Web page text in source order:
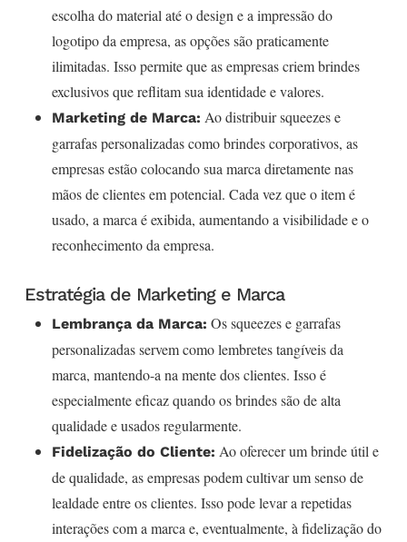
escolha do material até o design e a impressão do
logotipo da empresa, as opções são praticamente
ilimitadas. Isso permite que as empresas criem brindes
exclusivos que reflitam sua identidade e valores.
Marketing de Marca: Ao distribuir squeezes e
garrafas personalizadas como brindes corporativos, as
empresas estão colocando sua marca diretamente nas
mãos de clientes em potencial. Cada vez que o item é
usado, a marca é exibida, aumentando a visibilidade e o
reconhecimento da empresa.
Estratégia de Marketing e Marca
Lembrança da Marca: Os squeezes e garrafas
personalizadas servem como lembretes tangíveis da
marca, mantendo-a na mente dos clientes. Isso é
especialmente eficaz quando os brindes são de alta
qualidade e usados regularmente.
Fidelização do Cliente: Ao oferecer um brinde útil e
de qualidade, as empresas podem cultivar um senso de
lealdade entre os clientes. Isso pode levar a repetidas
interações com a marca e, eventualmente, à fidelização do